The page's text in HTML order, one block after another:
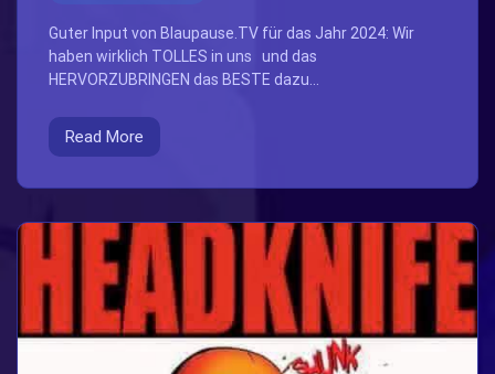
Guter Input von Blaupause.TV für das Jahr 2024: Wir
haben wirklich TOLLES in uns und das
HERVORZUBRINGEN das BESTE dazu...
Read More